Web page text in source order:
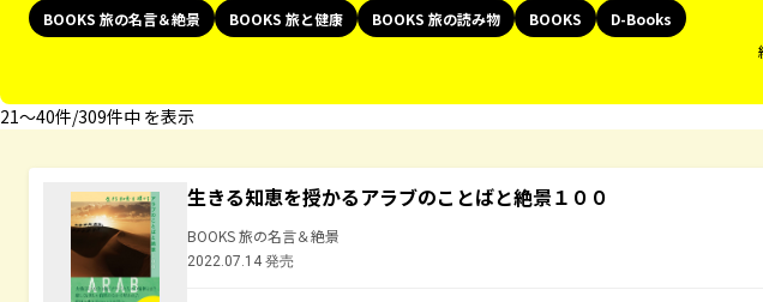
BOOKS 旅の名言＆絶景
BOOKS 旅と健康 BOOKS 旅の読み物 BOOKS
D-Books
21〜40件/309件中 を表示
生きる知恵を授かるアラブのことばと絶景１００
BOOKS 旅の名言＆絶景
2022.07.14 発売